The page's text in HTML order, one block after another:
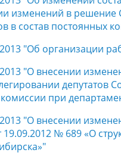
изменений в решение
в состав постоянных
"Об организации
"О внесении
депутатов
при
"О внесении
№ 689 «О